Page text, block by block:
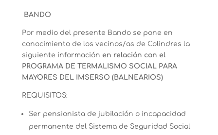
BANDO
Por medio del presente Bando se pone en
conocimiento de los vecinos/as de Colindres la
siguiente información en relación con el
PROGRAMA DE TERMALISMO SOCIAL PARA
MAYORES DEL IMSERSO (BALNEARIOS)
REQUISITOS:
Ser pensionista de jubilación o incapacidad
permanente del Sistema de Seguridad Social